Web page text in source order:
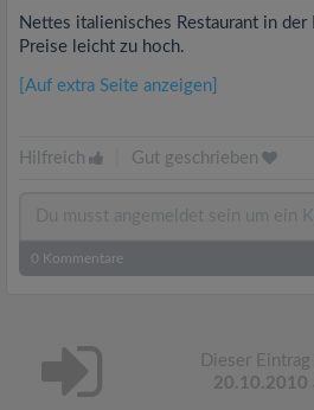
Nettes italienisches Restaurant in
Preise leicht zu hoch.
[Auf extra Seite anzeigen]
Hilfreich Gut geschrieben
0 Kommentare
Dieser
20.10.2010